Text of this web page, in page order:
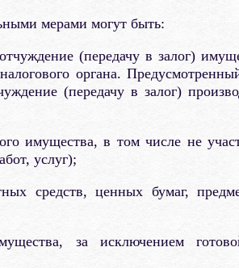
мерами могут быть:
(передачу в залог)
налогового органа.
(передачу в залог)
имущества, в том числе не
услуг);
средств, ценных бумаг,
за исключением